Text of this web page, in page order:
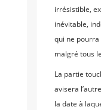
irrésistible,
inévitable,
qui ne
malgré tous
La partie
avisera
la date à